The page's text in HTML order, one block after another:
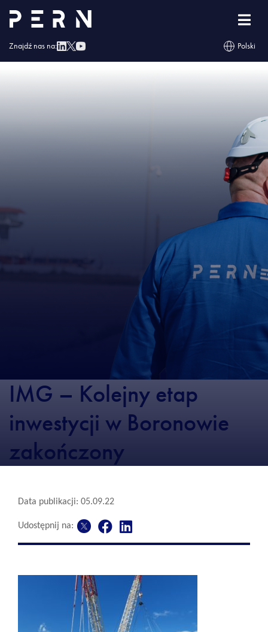
Znajdź nas na: Polski
Strona główna »Kolejny etap inwestycji w Boronowie zakończony
IMG –
IMG – Kolejny etap
inwestycji w Boronowie
zakończony
Data publikacji: 05.09.22
Udostępnij na: